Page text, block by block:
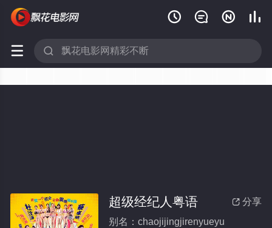
   
 
 分享
超级经纪人粤语
别名：chaojijingjirenyueyu